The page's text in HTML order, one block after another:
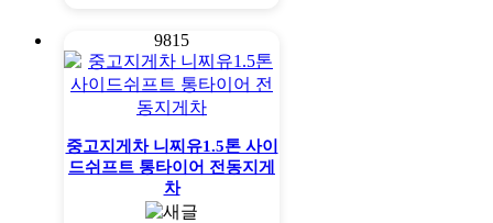
9815
중고지게차 니찌유1.5톤 사이
드쉬프트 통타이어 전동지게
차